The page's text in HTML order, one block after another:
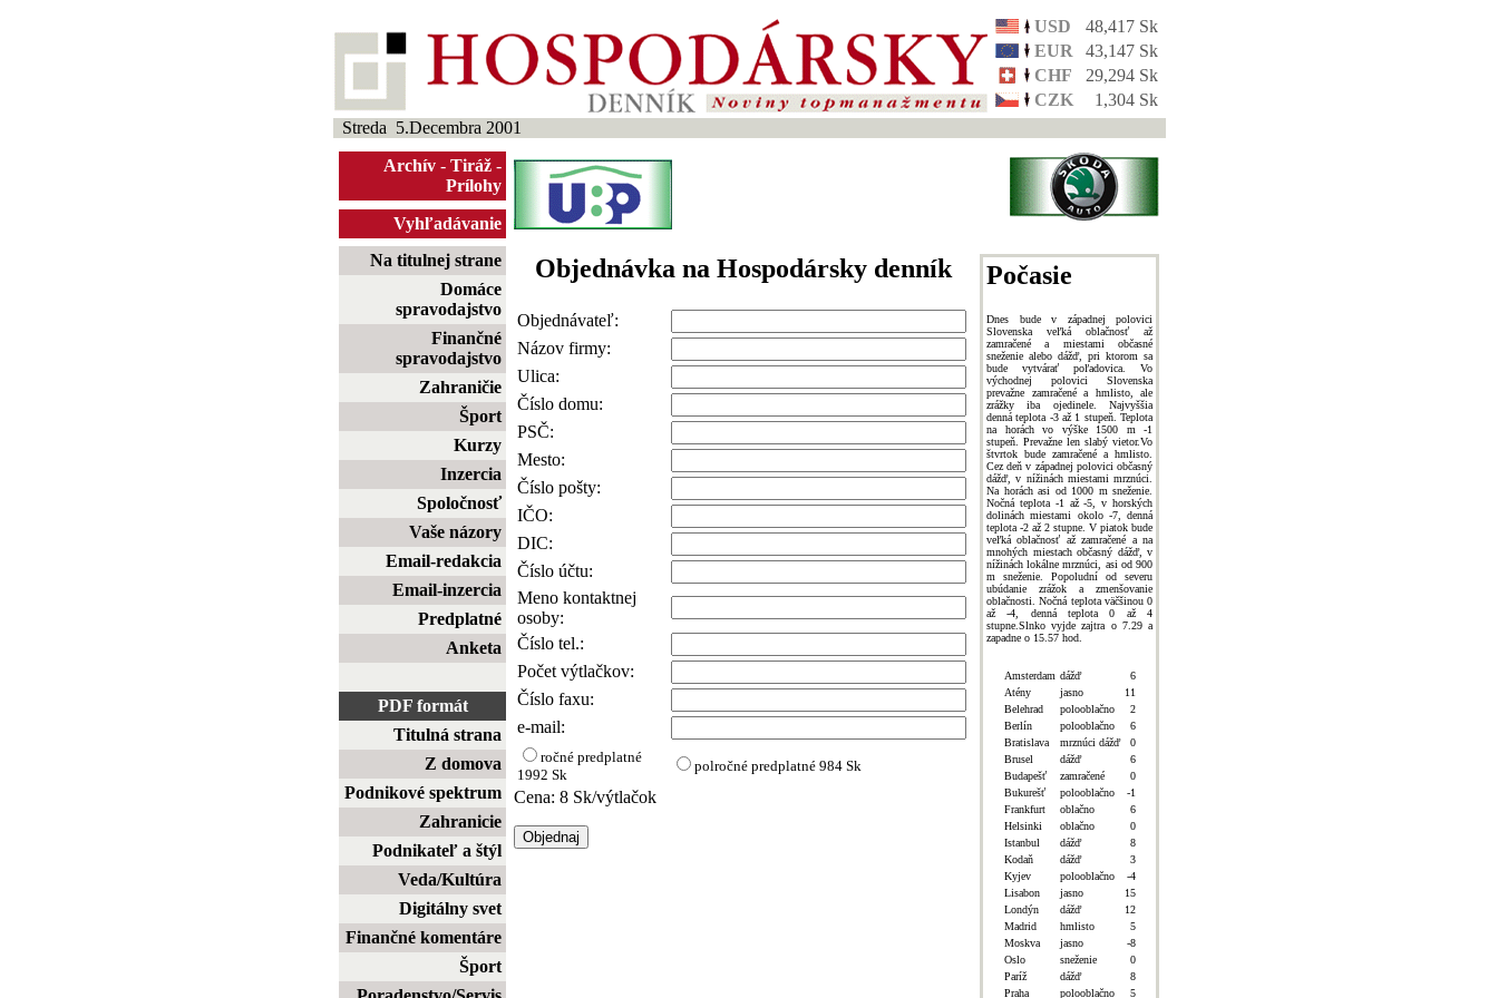
USD
48,417 Sk
EUR
43,147 Sk
CHF
29,294 Sk
CZK
1,304 Sk
Streda 5.Decembra 2001
Archív - Tiráž -
Prílohy
Vyhľadávanie
Na titulnej strane
Domáce
spravodajstvo
Finančné
spravodajstvo
Zahraničie
Šport
Kurzy
Inzercia
Spoločnosť
Vaše názory
Email-redakcia
Email-inzercia
Predplatné
Anketa
PDF formát
Titulná strana
Z domova
Podnikové spektrum
Zahranicie
Podnikateľ a štýl
Veda/Kultúra
Digitálny svet
Finančné komentáre
Šport
Objednávka na Hospodársky denník
Objednávateľ:
Názov firmy:
Ulica:
Číslo domu:
PSČ:
Mesto:
Číslo pošty:
IČO:
DIC:
Číslo účtu:
Meno kontaktnej
osoby:
Číslo tel.:
Počet výtlačkov:
Číslo faxu:
e-mail:
ročné predplatné
1992 Sk
polročné predplatné 984 Sk
Cena: 8 Sk/výtlačok
Počasie
Dnes bude v západnej polovici
Slovenska veľká oblačnosť až
zamračené a miestami občasné
sneženie alebo dážď, pri ktorom sa
bude vytvárať poľadovica. Vo
východnej polovici Slovenska
prevažne zamračené a hmlisto, ale
zrážky iba ojedinele. Najvyššia
denná teplota -3 až 1 stupeň. Teplota
na horách vo výške 1500 m -1
stupeň. Prevažne len slabý vietor.Vo
štvrtok bude zamračené a hmlisto.
Cez deň v západnej polovici občasný
dážď, v nížinách miestami mrznúci.
Na horách asi od 1000 m sneženie.
Nočná teplota -1 až -5, v horských
dolinách miestami okolo -7, denná
teplota -2 až 2 stupne. V piatok bude
veľká oblačnosť až zamračené a na
mnohých miestach občasný dážď, v
nížinách lokálne mrznúci, asi od 900
m sneženie. Popoludní od severu
ubúdanie zrážok a zmenšovanie
oblačnosti. Nočná teplota väčšinou 0
až -4, denná teplota 0 až 4
stupne.Slnko vyjde zajtra o 7.29 a
zapadne o 15.57 hod.
Amsterdam dážď
6
Atény
jasno
11
Belehrad
polooblačno
2
Berlín
polooblačno
6
Bratislava
mrznúci dážď
0
Brusel
dážď
6
Budapešť
zamračené
0
Bukurešť
polooblačno
-1
Frankfurt
oblačno
6
Helsinki
oblačno
0
Istanbul
dážď
8
Kodaň
dážď
3
Kyjev
polooblačno
-4
Lisabon
jasno
15
Londýn
dážď
12
Madrid
hmlisto
5
Moskva
jasno
-8
Oslo
sneženie
0
Paríž
dážď
8
Praha
polooblačno
5